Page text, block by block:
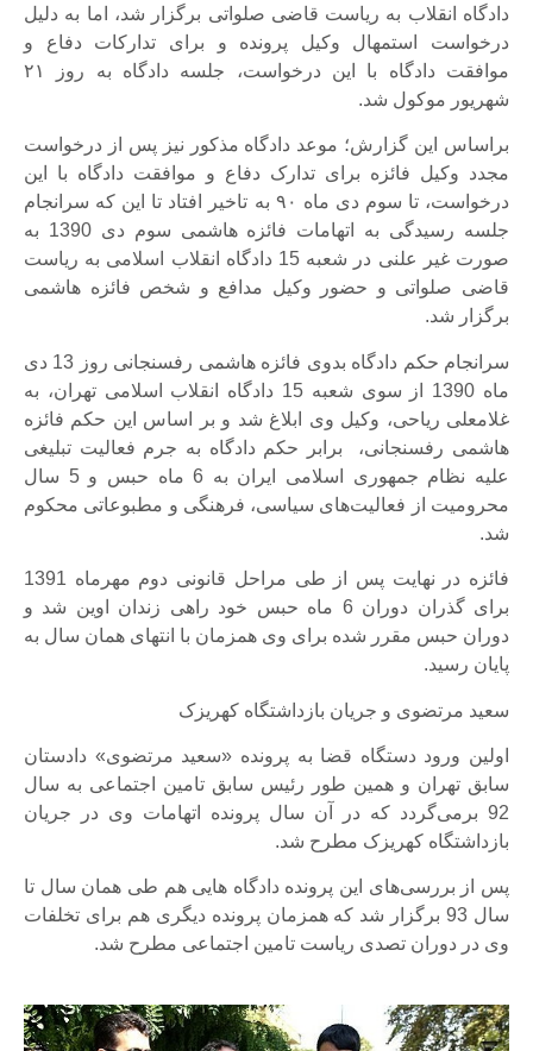
دادگاه انقلاب به رياست قاضی صلواتی برگزار شد، اما به دلیل
درخواست استمهال وکیل پرونده و برای تدارکات دفاع و
موافقت دادگاه با این درخواست، جلسه‌ دادگاه به روز ۲۱
شهریور موکول شد.
براساس این گزارش؛ موعد دادگاه مذکور نیز پس از درخواست
مجدد وکیل فائزه برای تدارک دفاع و موافقت دادگاه با اين
درخواست، تا سوم دی ماه ۹۰ به تاخیر افتاد تا این که سرانجام
جلسه رسيدگی به اتهامات فائزه هاشمی سوم دی 1390 به
صورت غیر علنی در شعبه 15 دادگاه انقلاب اسلامی به رياست
قاضی صلواتی و حضور وكيل مدافع و شخص فائزه هاشمی
برگزار شد.
سرانجام حکم دادگاه بدوی فائزه هاشمی رفسنجانی روز 13 دی
ماه 1390 از سوی شعبه 15 دادگاه انقلاب اسلامی تهران، به
غلامعلی ریاحی، وکیل وی ابلاغ شد و بر اساس این حکم فائزه
هاشمی رفسنجانی، برابر حکم دادگاه به جرم فعالیت تبلیغی
علیه نظام جمهوری اسلامی ایران به 6 ماه حبس و 5 سال
محرومیت از فعالیت‌های سیاسی، فرهنگی و مطبوعاتی محکوم
شد.
فائزه در نهایت پس از طی مراحل قانونی دوم مهرماه 1391
برای گذران دوران 6 ماه حبس خود راهی زندان اوین شد و
دوران حبس مقرر شده برای وی همزمان با انتهای همان سال به
پایان رسید.
سعید مرتضوی و جریان بازداشتگاه کهریزک
اولین ورود دستگاه قضا به پرونده «سعید مرتضوی» دادستان
سابق تهران و همین طور رئیس سابق تامین اجتماعی به سال
92 برمی‌گردد که در آن سال پرونده اتهامات وی در جریان
بازداشتگاه کهریزک مطرح شد.
پس از بررسی‌های این پرونده دادگاه هایی هم طی همان سال تا
سال 93 برگزار شد که همزمان پرونده دیگری هم برای تخلفات
وی در دوران تصدی ریاست تامین اجتماعی مطرح شد.